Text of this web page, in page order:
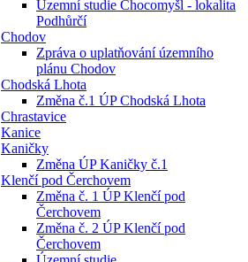
Územní studie Chocomyšl - lokalita
Podhůrčí
Chodov
Zpráva o uplatňování územního
plánu Chodov
Chodská Lhota
Změna č.1 ÚP Chodská Lhota
Chrastavice
Kanice
Kaničky
Změna ÚP Kaničky č.1
Klenčí pod Čerchovem
Změna č. 1 ÚP Klenčí pod
Čerchovem
Změna č. 2 ÚP Klenčí pod
Čerchovem